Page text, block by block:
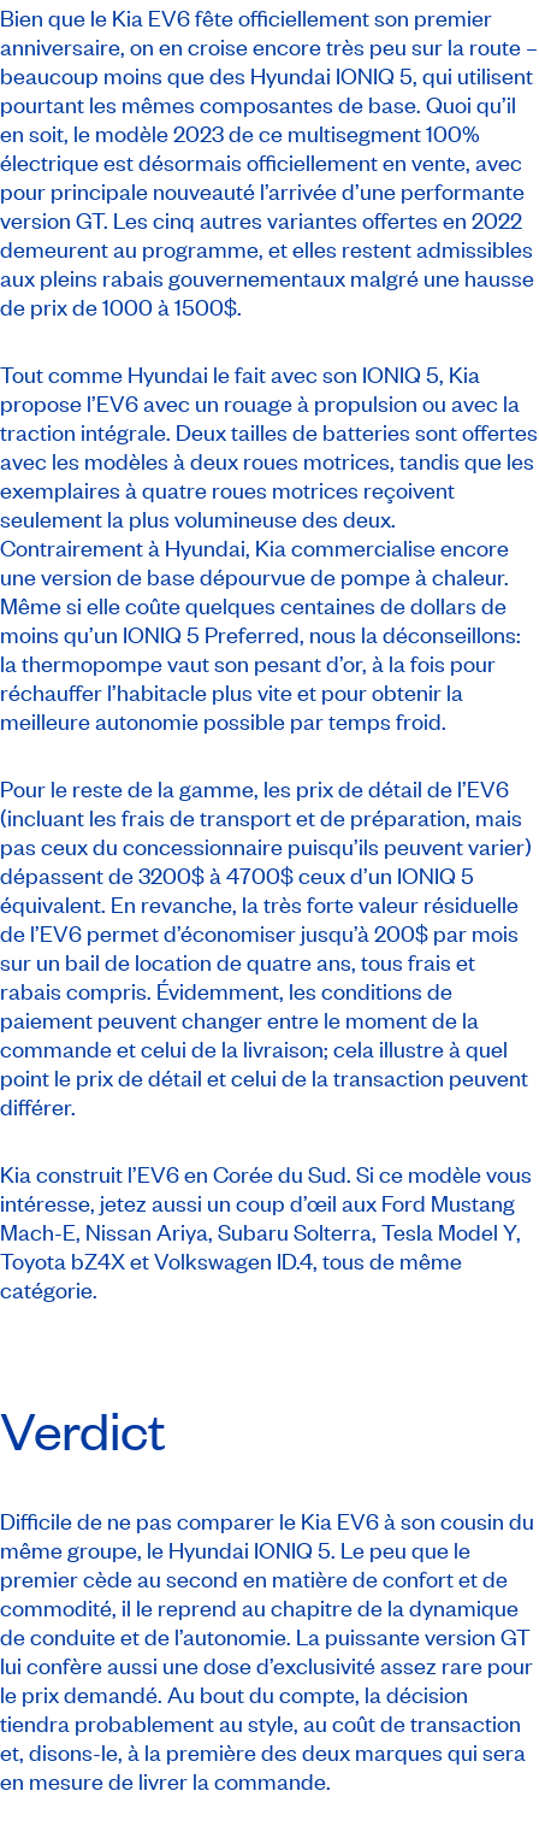
Bien que le Kia EV6 fête officiellement son premier
anniversaire, on en croise encore très peu sur la route –
beaucoup moins que des Hyundai IONIQ 5, qui utilisent
pourtant les mêmes composantes de base. Quoi qu’il
en soit, le modèle 2023 de ce multisegment 100%
électrique est désormais officiellement en vente, avec
pour principale nouveauté l’arrivée d’une performante
version GT. Les cinq autres variantes offertes en 2022
demeurent au programme, et elles restent admissibles
aux pleins rabais gouvernementaux malgré une hausse
de prix de 1000 à 1500$.
Tout comme Hyundai le fait avec son IONIQ 5, Kia
propose l’EV6 avec un rouage à propulsion ou avec la
traction intégrale. Deux tailles de batteries sont offertes
avec les modèles à deux roues motrices, tandis que les
exemplaires à quatre roues motrices reçoivent
seulement la plus volumineuse des deux.
Contrairement à Hyundai, Kia commercialise encore
une version de base dépourvue de pompe à chaleur.
Même si elle coûte quelques centaines de dollars de
moins qu’un IONIQ 5 Preferred, nous la déconseillons:
la thermopompe vaut son pesant d’or, à la fois pour
réchauffer l’habitacle plus vite et pour obtenir la
meilleure autonomie possible par temps froid.
Pour le reste de la gamme, les prix de détail de l’EV6
(incluant les frais de transport et de préparation, mais
pas ceux du concessionnaire puisqu’ils peuvent varier)
dépassent de 3200$ à 4700$ ceux d’un IONIQ 5
équivalent. En revanche, la très forte valeur résiduelle
de l’EV6 permet d’économiser jusqu’à 200$ par mois
sur un bail de location de quatre ans, tous frais et
rabais compris. Évidemment, les conditions de
paiement peuvent changer entre le moment de la
commande et celui de la livraison; cela illustre à quel
point le prix de détail et celui de la transaction peuvent
différer.
Kia construit l’EV6 en Corée du Sud. Si ce modèle vous
intéresse, jetez aussi un coup d’œil aux Ford Mustang
Mach-E, Nissan Ariya, Subaru Solterra, Tesla Model Y,
Toyota bZ4X et Volkswagen ID.4, tous de même
catégorie.
Verdict
Difficile de ne pas comparer le Kia EV6 à son cousin du
même groupe, le Hyundai IONIQ 5. Le peu que le
premier cède au second en matière de confort et de
commodité, il le reprend au chapitre de la dynamique
de conduite et de l’autonomie. La puissante version GT
lui confère aussi une dose d’exclusivité assez rare pour
le prix demandé. Au bout du compte, la décision
tiendra probablement au style, au coût de transaction
et, disons-le, à la première des deux marques qui sera
en mesure de livrer la commande.